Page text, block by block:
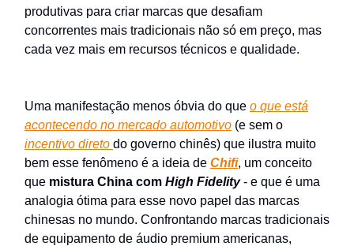
produtivas para criar marcas que desafiam
concorrentes mais tradicionais não só em preço, mas
cada vez mais em recursos técnicos e qualidade.
Uma manifestação menos óbvia do que o que está
acontecendo no mercado automotivo (e sem o
incentivo direto do governo chinês) que ilustra muito
bem esse fenômeno é a ideia de Chifi, um conceito
que mistura China com High Fidelity- e que é uma
analogia ótima para esse novo papel das marcas
chinesas no mundo. Confrontando marcas tradicionais
de equipamento de áudio premium americanas,